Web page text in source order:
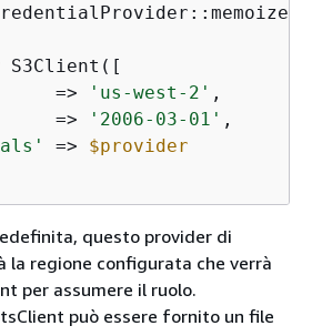
S3Client([
=>
'us-west-2' ,
     =>
'2006-03-01' ,
=> $provider
questo provider di
la regione configurata che verrà
per assumere il ruolo.
può essere fornito un file